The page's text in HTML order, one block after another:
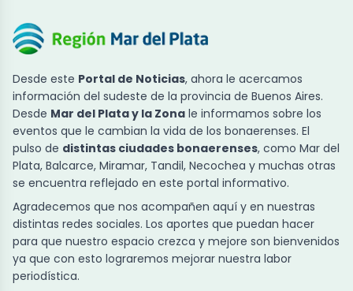
Desde este Portal de Noticias, ahora le acercamos
información del sudeste de la provincia de Buenos Aires.
Desde Mar del Plata y la Zona le informamos sobre los
eventos que le cambian la vida de los bonaerenses. El
pulso de distintas ciudades bonaerenses, como Mar del
Plata, Balcarce, Miramar, Tandil, Necochea y muchas otras
se encuentra reflejado en este portal informativo.
Agradecemos que nos acompañen aquí y en nuestras
distintas redes sociales. Los aportes que puedan hacer
para que nuestro espacio crezca y mejore son bienvenidos
ya que con esto lograremos mejorar nuestra labor
periodística.